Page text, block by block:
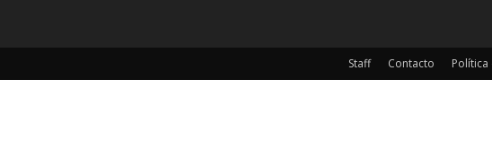
Staff Contacto Política